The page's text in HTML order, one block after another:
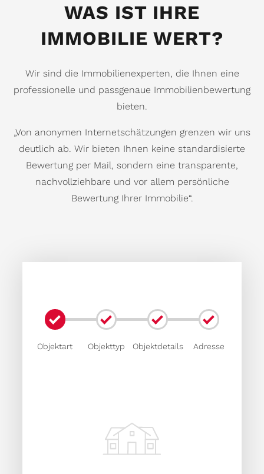
WAS IST IHRE
IMMOBILIE WERT?
Wir sind die Immobilienexperten, die Ihnen eine
professionelle und passgenaue Immobilienbewertung
bieten.
„Von anonymen Internetschätzungen grenzen wir uns
deutlich ab. Wir bieten Ihnen keine standardisierte
Bewertung per Mail, sondern eine transparente,
nachvollziehbare und vor allem persönliche
Bewertung Ihrer Immobilie“.
Objektart Objekttyp Objektdetails Adresse